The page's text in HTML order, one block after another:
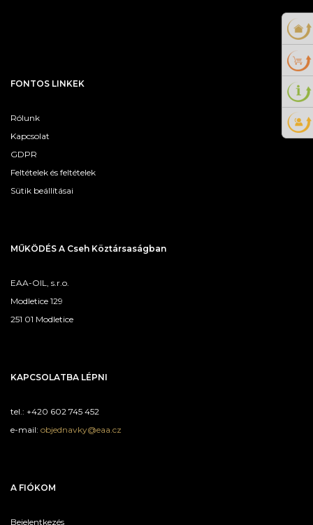
FONTOS LINKEK
Rólunk
Kapcsolat
GDPR
Feltételek és feltételek
Sütik beállításai
MŰKÖDÉS A Cseh Köztársaságban
EAA-OIL, s.r.o.
Modletice 129
251 01 Modletice
KAPCSOLATBA LÉPNI
tel.: +420 602 745 452
e-mail: objednavky@eaa.cz
A FIÓKOM
Bejelentkezés